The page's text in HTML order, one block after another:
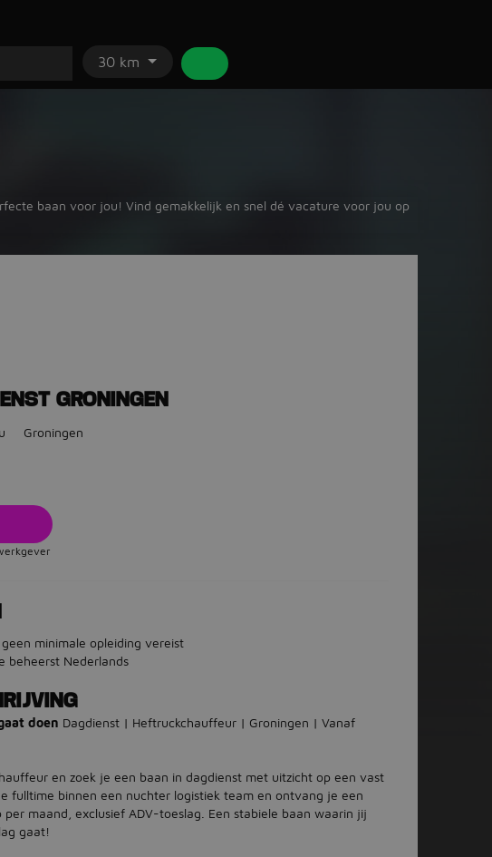
30 km
baan voor jou! Vind gemakkelijk en snel dé vacature voor jou op
GRONINGEN
Groningen
geen minimale opleiding vereist
beheerst Nederlands
doen Dagdienst | Heftruckchauffeur | Groningen | Vanaf
en zoek je een baan in dagdienst met uitzicht op een vast
fulltime binnen een nuchter logistiek team en ontvang je een
maand, exclusief ADV-toeslag. Een stabiele baan waarin jij
gaat!